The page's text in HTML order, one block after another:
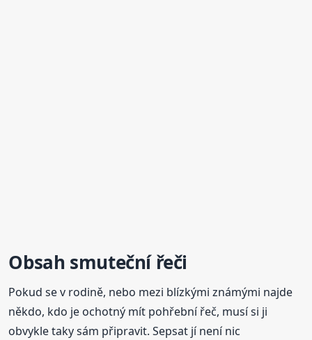
Obsah smutečnířeči
Pokud se v rodině, nebo mezi blízkými známými najde
někdo, kdo je ochotný mít pohřební řeč, musí si ji
obvykle taky sám připravit. Sepsat jí není nic